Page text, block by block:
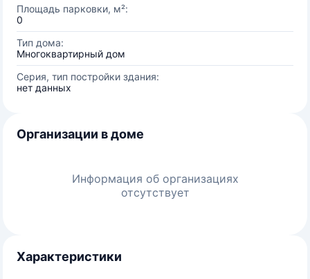
Площадь парковки, м²:
0
Тип дома:
Многоквартирный дом
Серия, тип постройки здания:
нет данных
Организации в доме
Информация об организациях
отсутствует
Характеристики